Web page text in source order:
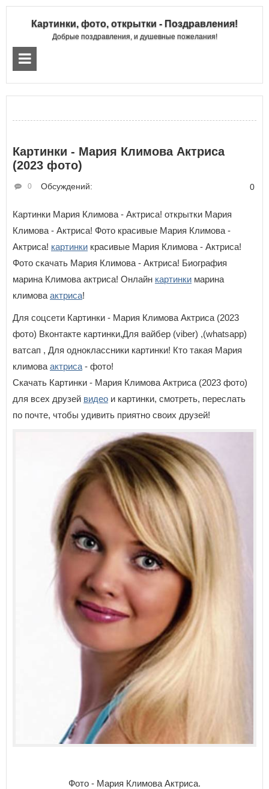
Картинки, фото, открытки - Поздравления!
Добрые поздравления, и душевные пожелания!
Картинки - Мария Климова Актриса
(2023 фото)
Обсуждений:
0 0
Картинки Мария Климова - Актриса! открытки Мария
Климова - Актриса! Фото красивые Мария Климова -
Актриса! картинки красивые Мария Климова - Актриса!
Фото скачать Мария Климова - Актриса! Биография
марина Климова актриса! Онлайн картинки марина
климова актриса!
Для соцсети Картинки - Мария Климова Актриса (2023
фото) Вконтакте картинки,Для вайбер (viber) ,(whatsapp)
ватсап , Для одноклассники картинки! Кто такая Мария
климова актриса - фото!
Скачать Картинки - Мария Климова Актриса (2023 фото)
для всех друзей видео и картинки, смотреть, переслать
по почте, чтобы удивить приятно своих друзей!
Фото - Мария Климова Актриса.